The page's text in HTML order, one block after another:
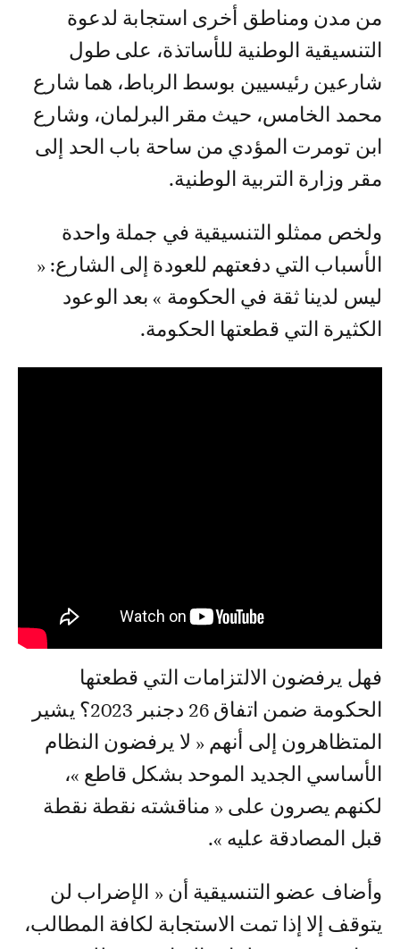
من مدن ومناطق أخرى استجابة لدعوة
التنسيقية الوطنية للأساتذة، على طول
شارعين رئيسيين بوسط الرباط، هما شارع
محمد الخامس، حيث مقر البرلمان، وشارع
ابن تومرت المؤدي من ساحة باب الحد إلى
مقر وزارة التربية الوطنية.
ولخص ممثلو التنسيقية في جملة واحدة
الأسباب التي دفعتهم للعودة إلى الشارع: «
ليس لدينا ثقة في الحكومة » بعد الوعود
الكثيرة التي قطعتها الحكومة.
فهل يرفضون الالتزامات التي قطعتها
الحكومة ضمن اتفاق 26 دجنبر 2023؟ يشير
المتظاهرون إلى أنهم « لا يرفضون النظام
الأساسي الجديد الموحد بشكل قاطع »،
لكنهم يصرون على « مناقشته نقطة نقطة
قبل المصادقة عليه ».
وأضاف عضو التنسيقية أن « الإضراب لن
يتوقف إلا إذا تمت الاستجابة لكافة المطالب،